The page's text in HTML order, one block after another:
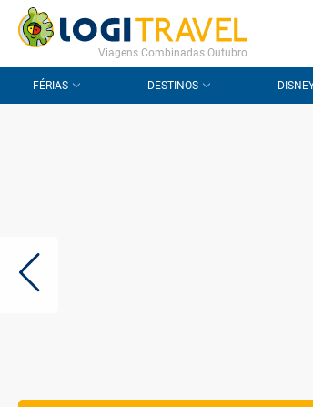
CONTACTO PERGUNTAS FREQUENTES
Viagens Combinadas Outubro
FÉRIAS DESTINOS